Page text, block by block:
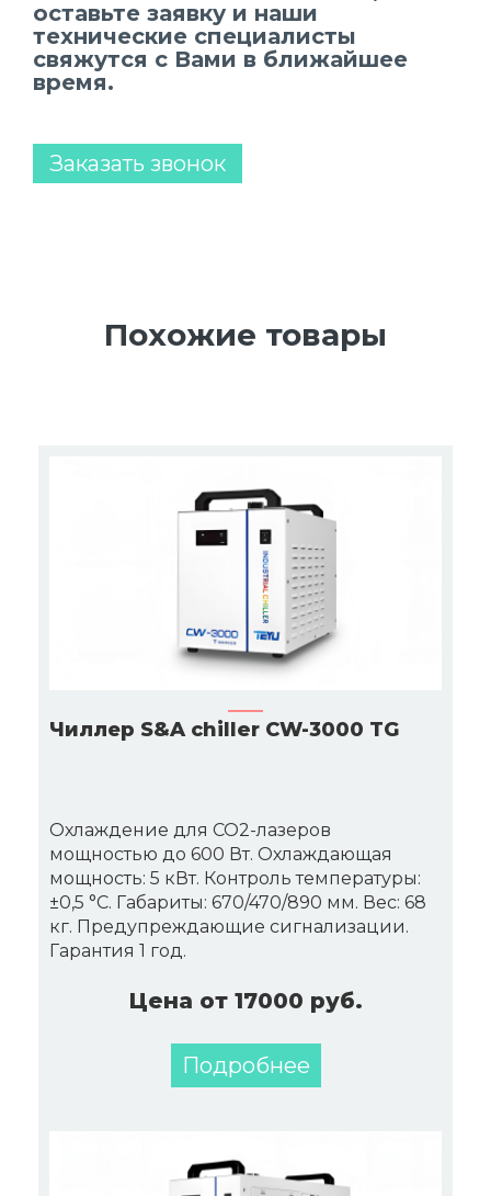
оставьте заявку и наши
технические специалисты
свяжутся с Вами в ближайшее
время.
Заказать звонок
Похожие товары
Чиллер S&A chiller CW-3000 TG
Охлаждение для CO2-лазеров
мощностью до 600 Вт. Охлаждающая
мощность: 5 кВт. Контроль температуры:
±0,5 °C. Габариты: 670/470/890 мм. Вес: 68
кг. Предупреждающие сигнализации.
Гарантия 1 год.
Цена от 17000 руб.
Подробнее